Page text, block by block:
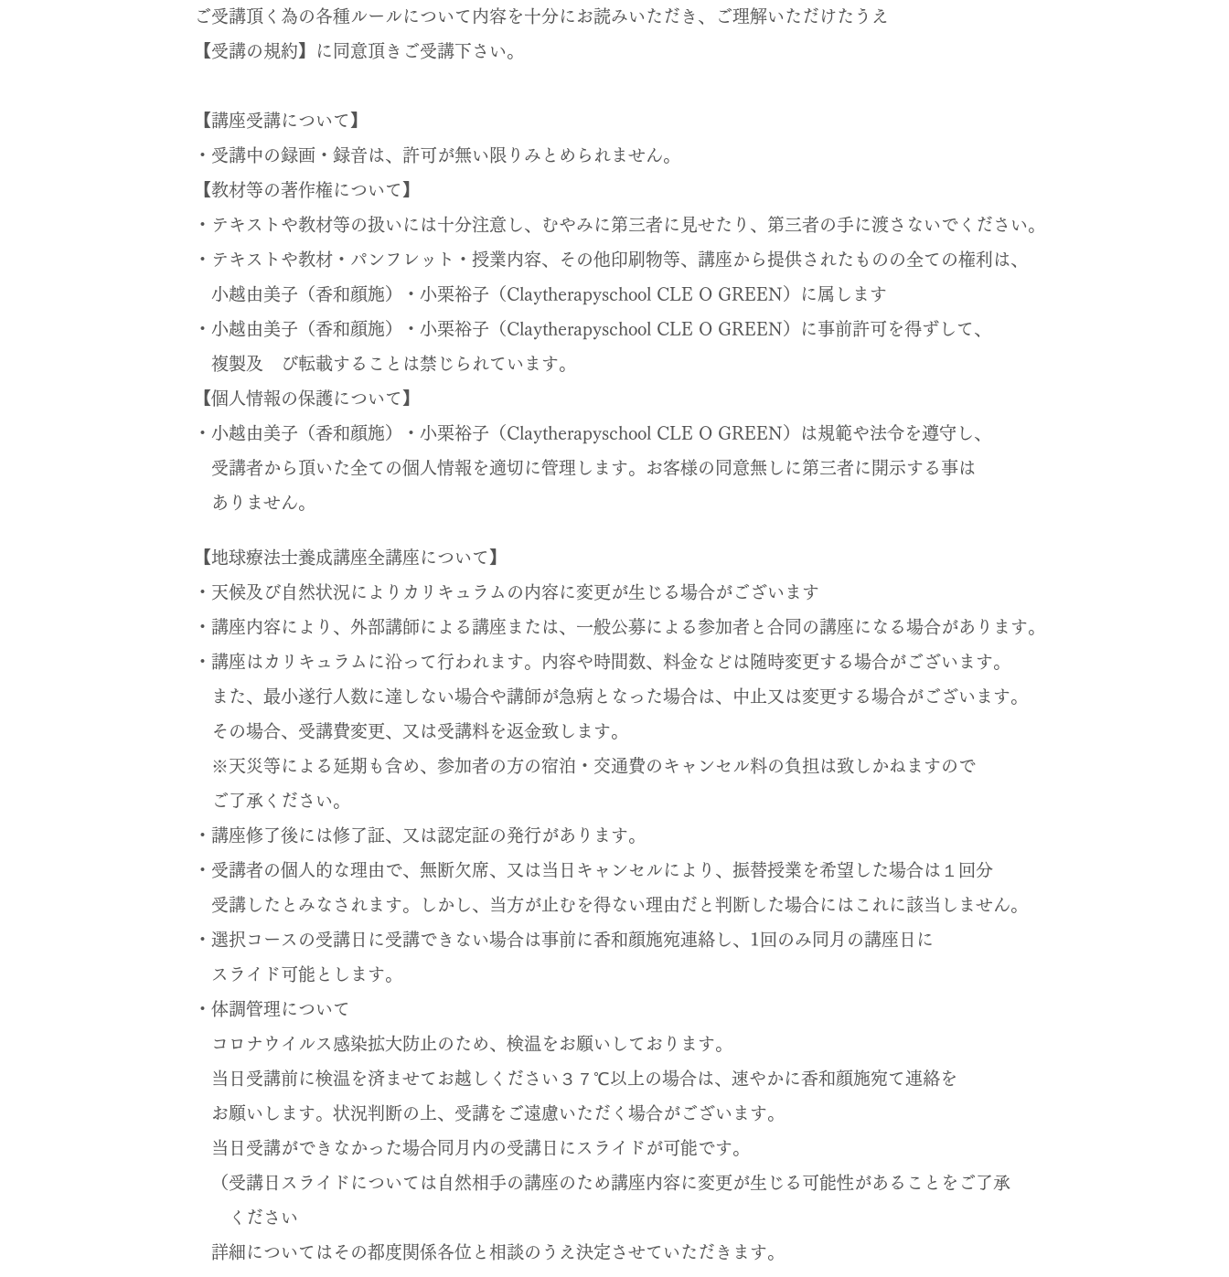
ご受講頂く為の各種ルールについて内容を十分にお読みいただき、ご理解いただけたうえ
【受講の規約】に同意頂きご受講下さい。
【講座受講について】
・受講中の録画・録音は、許可が無い限りみとめられません。
【教材等の著作権について】
・テキストや教材等の扱いには十分注意し、むやみに第三者に見せたり、第三者の手に渡さないでください。
・テキストや教材・パンフレット・授業内容、その他印刷物等、講座から提供されたものの全ての権利は、
小越由美子（香和顔施）・小栗裕子（ Claytherapyschool CLE O GREEN）に属します
・小越由美子（香和顔施）・小栗裕子（ Claytherapyschool CLE O GREEN）
に事前許可を得ずして、
複製及 び転載することは禁じられています。
【個人情報の保護について】
・小越由美子（香和顔施）・小栗裕子 （ Claytherapyschool CLE O GREEN）は規範や法令を遵守し、
受講者から頂いた全ての個人情報を適切に管理します。お客様の同意無しに第三者に開示する事は
ありません。
【地球療法士養成講座全講座について】
・天候及び自然状況によりカリキュラムの内容に変更が生じる場合がございます
・講座内容により、外部講師による講座または、一般公募による参加者と合同の講座になる場合があります。
・講座はカリキュラムに沿って行われます。内容や時間数、料金などは随時変更する場合がございます。
また、最小遂行人数に達しない場合や講師が急病となった場合は、中止又は変更する場合がございます。
その場合、受講費変更、又は受講料を返金致します。
※天災等による延期も含め、参加者の方の宿泊・交通費のキャンセル料の負担は致しかねますので
ご了承ください。
・講座修了後には修了証、又は認定証の発行があります。
・受講者の個人的な理由で、無断欠席、又は当日キャンセルにより、振替授業を希望した場合は１回分
受講したとみなされます。しかし、当方が止むを得ない理由だと判断した場合にはこれに該当しません。
・選択コースの受講日に受講できない場合は事前に香和顔施宛連絡し、1回のみ同月の講座日に
スライド可能とします。
・体調管理について
コロナウイルス感染拡大防止のため、検温をお願いしております。
当日受講前に検温を済ませてお越しください３７℃以上の場合は、速やかに香和顔施宛て連絡を
お願いします。状況判断の上、 受講をご遠慮いただく場合が ございます。
当日受講ができなかった場合同月内の受講日にスライドが可能です。
（受講日スライドについては自然相手の講座のため講座内容に変更が生じる可能性があることをご了承
ください
詳細についてはその都度関係各位と相談のうえ決定させていただきます。